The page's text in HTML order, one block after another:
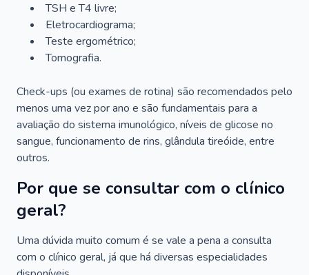
TSH e T4 livre;
Eletrocardiograma;
Teste ergométrico;
Tomografia.
Check-ups (ou exames de rotina) são recomendados pelo
menos uma vez por ano e são fundamentais para a
avaliação do sistema imunológico, níveis de glicose no
sangue, funcionamento de rins, glândula tireóide, entre
outros.
Por que se consultar com o clínico
geral?
Uma dúvida muito comum é se vale a pena a consulta
com o clínico geral, já que há diversas especialidades